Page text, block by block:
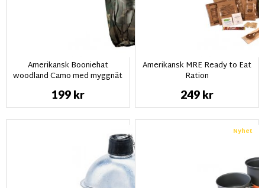
Amerikansk Booniehat
woodland Camo med myggnät
199 kr
Amerikansk MRE Ready to Eat
Ration
249 kr
Nyhet